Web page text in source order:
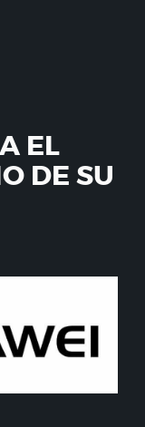
EL
DE SU